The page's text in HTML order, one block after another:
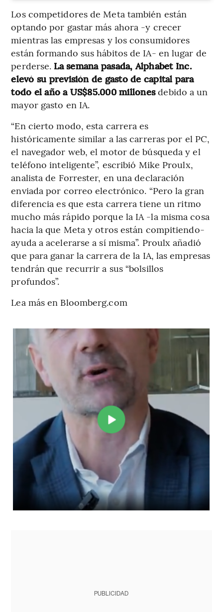
Los competidores de Meta también están
optando por gastar más ahora -y crecer
mientras las empresas y los consumidores
están formando sus hábitos de IA- en lugar de
perderse. La semana pasada, Alphabet Inc.
elevó su previsión de gasto de capital para
todo el año a US$85.000 millonesdebido a un
mayor gasto en IA.
“En cierto modo, esta carrera es
históricamente similar a las carreras por el PC,
el navegador web, el motor de búsqueda y el
teléfono inteligente”, escribió Mike Proulx,
analista de Forrester, en una declaración
enviada por correo electrónico. “Pero la gran
diferencia es que esta carrera tiene un ritmo
mucho más rápido porque la IA -la misma cosa
hacia la que Meta y otros están compitiendo-
ayuda a acelerarse a sí misma”. Proulx añadió
que para ganar la carrera de la IA, las empresas
tendrán que recurrir a sus “bolsillos
profundos”.
Lea más en Bloomberg.com
PUBLICIDAD